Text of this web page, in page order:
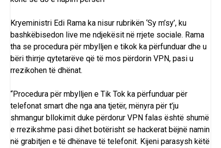
Kryeministri Edi Rama ka nisur rubrikën ‘Sy m’sy’, ku
bashkëbisedon live me ndjekësit në rrjete sociale. Rama
tha se procedura për mbylljen e tikok ka përfunduar dhe u
bëri thirrje qytetarëve që të mos përdorin VPN, pasi u
rrezikohen të dhënat.
“Procedura për mbylljen e Tik Tok ka përfunduar për
telefonat smart dhe nga ana tjetër, mënyra për t’ju
shmangur bllokimit duke përdorur VPN falas është shumë
e rrezikshme pasi dihet botërisht se hackerat bëjnë namin
në grabitjen e të dhënave të telefonit. Kijeni parasysh këtë